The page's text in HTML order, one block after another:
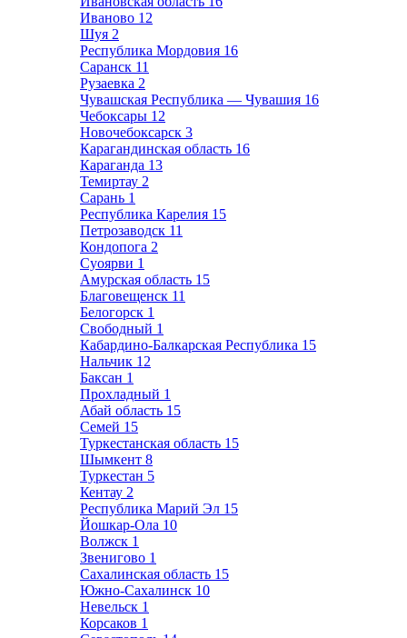
Иваново 12
Шуя 2
Республика Мордовия 16
Саранск 11
Рузаевка 2
Чувашская Республика — Чувашия 16
Чебоксары 12
Новочебоксарск 3
Карагандинская область 16
Караганда 13
Темиртау 2
Сарань 1
Республика Карелия 15
Петрозаводск 11
Кондопога 2
Суоярви 1
Амурская область 15
Благовещенск 11
Белогорск 1
Свободный 1
Кабардино-Балкарская Республика 15
Нальчик 12
Баксан 1
Прохладный 1
Абай область 15
Семей 15
Туркестанская область 15
Шымкент 8
Туркестан 5
Кентау 2
Республика Марий Эл 15
Йошкар-Ола 10
Волжск 1
Звенигово 1
Сахалинская область 15
Южно-Сахалинск 10
Невельск 1
Корсаков 1